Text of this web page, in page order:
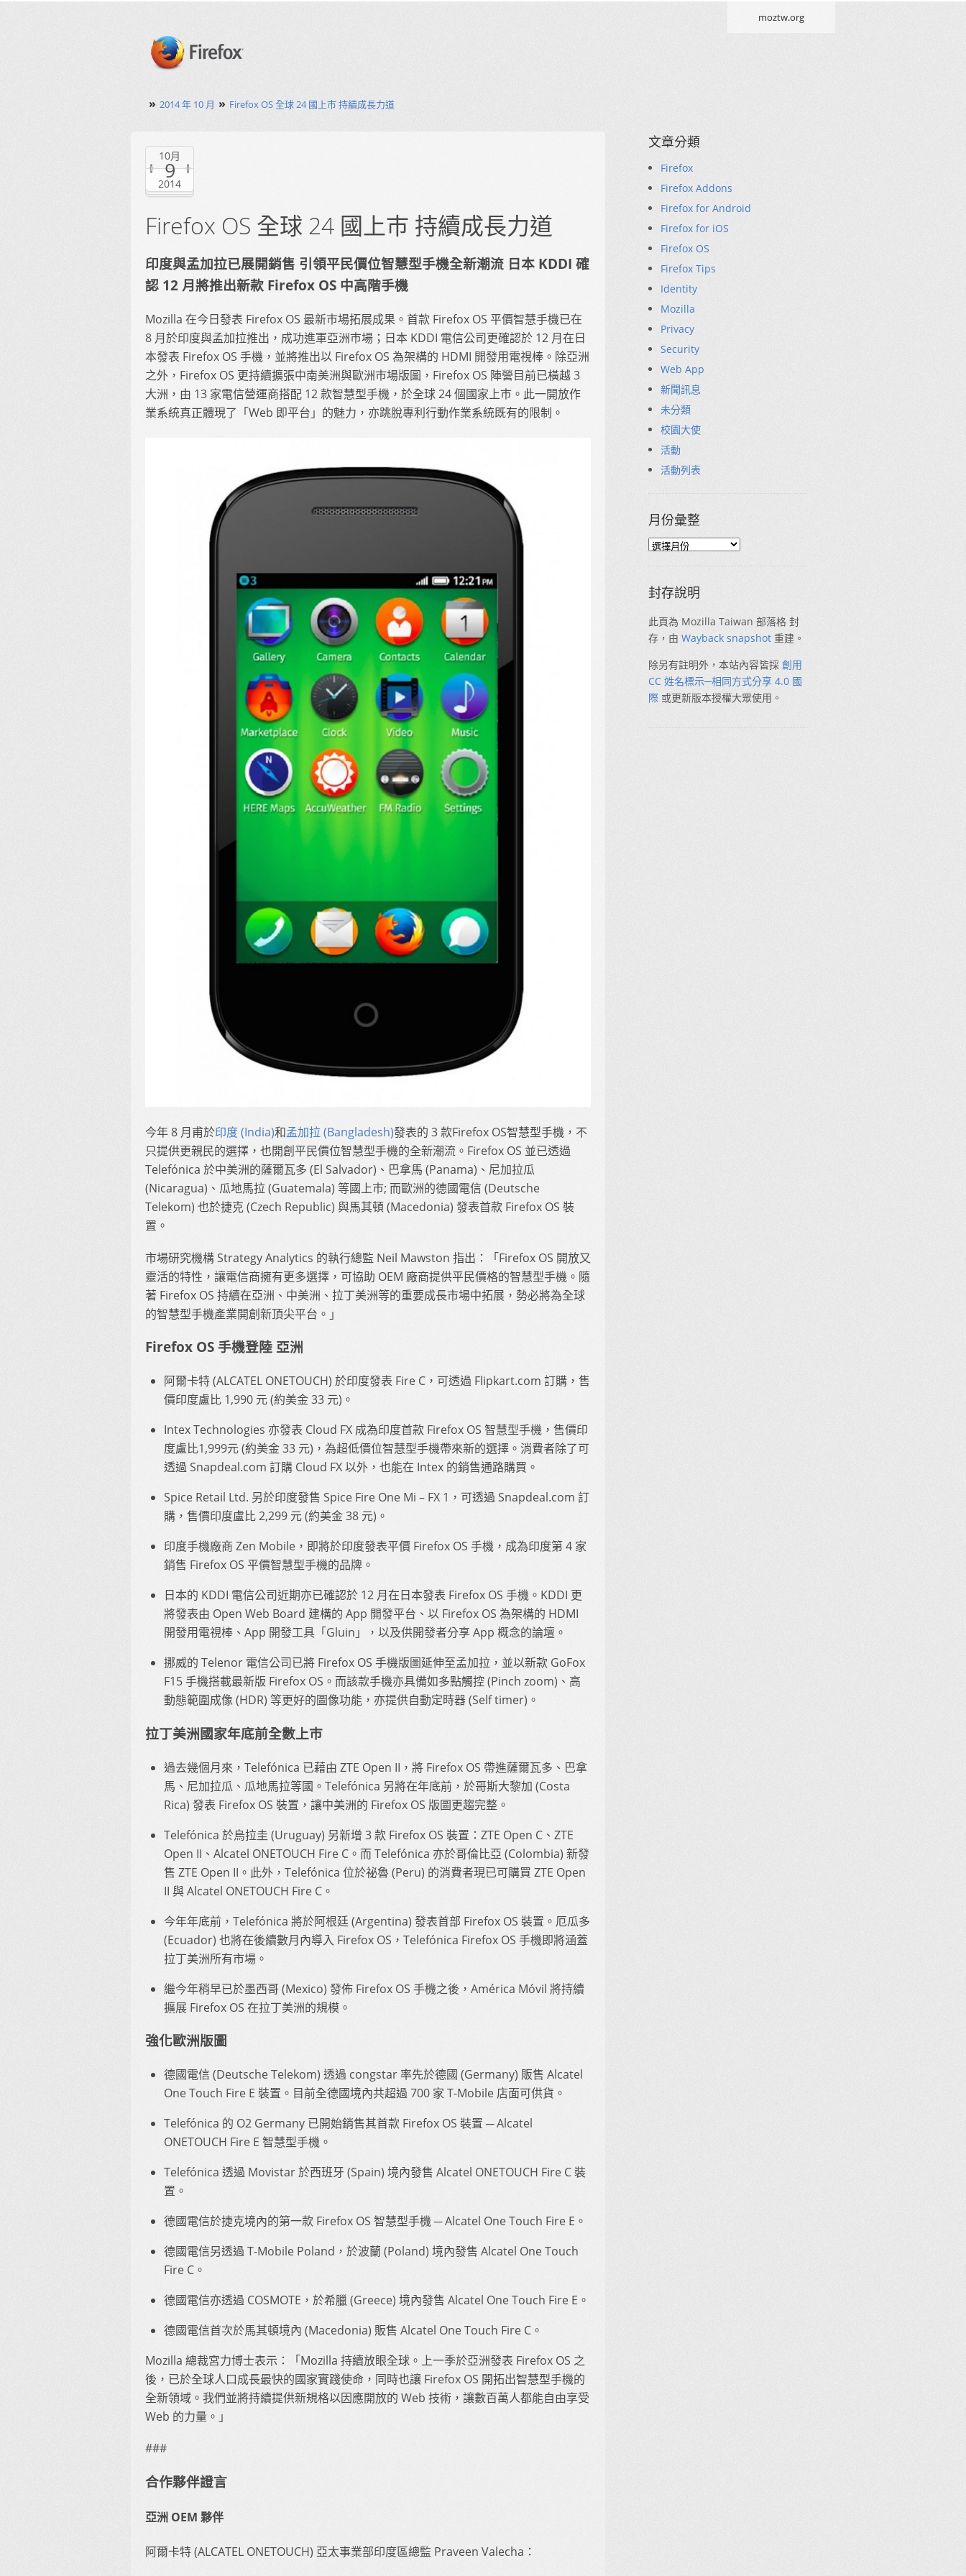
moztw.org
» 2014 年 10 月 » Firefox OS 全球 24 國上巿 持續成長力道
10月
9
2014
Firefox OS 全球 24 國上巿 持續成長力道
印度與孟加拉已展開銷售 引領平民價位智慧型手機全新潮流 日本 KDDI 確
認 12 月將推出新款 Firefox OS 中高階手機
Mozilla 在今日發表 Firefox OS 最新巿場拓展成果。首款 Firefox OS 平價智慧手機已在
8 月於印度與孟加拉推出，成功進軍亞洲巿場；日本 KDDI 電信公司更確認於 12 月在日
本發表 Firefox OS 手機，並將推出以 Firefox OS 為架構的 HDMI 開發用電視棒。除亞洲
之外，Firefox OS 更持續擴張中南美洲與歐洲巿場版圖，Firefox OS 陣營目前已橫越 3
大洲，由 13 家電信營運商搭配 12 款智慧型手機，於全球 24 個國家上巿。此一開放作
業系統真正體現了「Web 即平台」的魅力，亦跳脫專利行動作業系統既有的限制。
今年 8 月甫於印度 (India)和孟加拉 (Bangladesh)發表的 3 款Firefox OS智慧型手機，不
只提供更親民的選擇，也開創平民價位智慧型手機的全新潮流。Firefox OS 並已透過
Telefónica 於中美洲的薩爾瓦多 (El Salvador)、巴拿馬 (Panama)、尼加拉瓜
(Nicaragua)、瓜地馬拉 (Guatemala) 等國上巿; 而歐洲的德國電信 (Deutsche
Telekom) 也於捷克 (Czech Republic) 與馬其頓 (Macedonia) 發表首款 Firefox OS 裝
置。
市場研究機構 Strategy Analytics 的執行總監 Neil Mawston 指出：「Firefox OS 開放又
靈活的特性，讓電信商擁有更多選擇，可協助 OEM 廠商提供平民價格的智慧型手機。隨
著 Firefox OS 持續在亞洲、中美洲、拉丁美洲等的重要成長市場中拓展，勢必將為全球
的智慧型手機產業開創新頂尖平台。」
Firefox OS 手機登陸 亞洲
阿爾卡特 (ALCATEL ONETOUCH) 於印度發表 Fire C，可透過 Flipkart.com 訂購，售
價印度盧比 1,990 元 (約美金 33 元)。
Intex Technologies 亦發表 Cloud FX 成為印度首款 Firefox OS 智慧型手機，售價印
度盧比1,999元 (約美金 33 元)，為超低價位智慧型手機帶來新的選擇。消費者除了可
透過 Snapdeal.com 訂購 Cloud FX 以外，也能在 Intex 的銷售通路購買。
Spice Retail Ltd. 另於印度發售 Spice Fire One Mi – FX 1，可透過 Snapdeal.com 訂
購，售價印度盧比 2,299 元 (約美金 38 元)。
印度手機廠商 Zen Mobile，即將於印度發表平價 Firefox OS 手機，成為印度第 4 家
銷售 Firefox OS 平價智慧型手機的品牌。
日本的 KDDI 電信公司近期亦已確認於 12 月在日本發表 Firefox OS 手機。KDDI 更
將發表由 Open Web Board 建構的 App 開發平台、以 Firefox OS 為架構的 HDMI
開發用電視棒、App 開發工具「Gluin」，以及供開發者分享 App 概念的論壇。
挪威的 Telenor 電信公司已將 Firefox OS 手機版圖延伸至孟加拉，並以新款 GoFox
F15 手機搭載最新版 Firefox OS。而該款手機亦具備如多點觸控 (Pinch zoom)、高
動態範圍成像 (HDR) 等更好的圖像功能，亦提供自動定時器 (Self timer)。
拉丁美洲國家年底前全數上巿
過去幾個月來，Telefónica 已藉由 ZTE Open II，將 Firefox OS 帶進薩爾瓦多、巴拿
馬、尼加拉瓜、瓜地馬拉等國。Telefónica 另將在年底前，於哥斯大黎加 (Costa
Rica) 發表 Firefox OS 裝置，讓中美洲的 Firefox OS 版圖更趨完整。
Telefónica 於烏拉圭 (Uruguay) 另新增 3 款 Firefox OS 裝置：ZTE Open C、ZTE
Open II、Alcatel ONETOUCH Fire C。而 Telefónica 亦於哥倫比亞 (Colombia) 新發
售 ZTE Open II。此外，Telefónica 位於祕魯 (Peru) 的消費者現已可購買 ZTE Open
II 與 Alcatel ONETOUCH Fire C。
今年年底前，Telefónica 將於阿根廷 (Argentina) 發表首部 Firefox OS 裝置。厄瓜多
(Ecuador) 也將在後續數月內導入 Firefox OS，Telefónica Firefox OS 手機即將涵蓋
拉丁美洲所有市場。
繼今年稍早已於墨西哥 (Mexico) 發佈 Firefox OS 手機之後，América Móvil 將持續
擴展 Firefox OS 在拉丁美洲的規模。
強化歐洲版圖
德國電信 (Deutsche Telekom) 透過 congstar 率先於德國 (Germany) 販售 Alcatel
One Touch Fire E 裝置。目前全德國境內共超過 700 家 T-Mobile 店面可供貨。
Telefónica 的 O2 Germany 已開始銷售其首款 Firefox OS 裝置 ─ Alcatel
ONETOUCH Fire E 智慧型手機。
Telefónica 透過 Movistar 於西班牙 (Spain) 境內發售 Alcatel ONETOUCH Fire C 裝
置。
德國電信於捷克境內的第一款 Firefox OS 智慧型手機 ─ Alcatel One Touch Fire E。
德國電信另透過 T-Mobile Poland，於波蘭 (Poland) 境內發售 Alcatel One Touch
Fire C。
德國電信亦透過 COSMOTE，於希臘 (Greece) 境內發售 Alcatel One Touch Fire E。
德國電信首次於馬其頓境內 (Macedonia) 販售 Alcatel One Touch Fire C。
Mozilla 總裁宮力博士表示：「Mozilla 持續放眼全球。上一季於亞洲發表 Firefox OS 之
後，已於全球人口成長最快的國家實踐使命，同時也讓 Firefox OS 開拓出智慧型手機的
全新領域。我們並將持續提供新規格以因應開放的 Web 技術，讓數百萬人都能自由享受
Web 的力量。」
###
合作夥伴證言
亞洲 OEM 夥伴
阿爾卡特 (ALCATEL ONETOUCH) 亞太事業部印度區總監 Praveen Valecha：
文章分類
Firefox
Firefox Addons
Firefox for Android
Firefox for iOS
Firefox OS
Firefox Tips
Identity
Mozilla
Privacy
Security
Web App
新聞訊息
未分類
校園大使
活動
活動列表
月份彙整
封存說明
此頁為 Mozilla Taiwan 部落格 封
存，由 Wayback snapshot 重建。
除另有註明外，本站內容皆採 創用
CC 姓名標示─相同方式分享 4.0 國
際 或更新版本授權大眾使用。